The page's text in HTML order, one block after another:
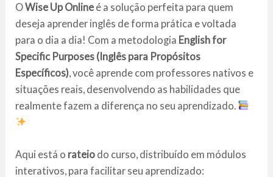
OWise Up Online é a solução perfeita para quem
deseja aprender inglês de forma prática e voltada
para o dia a dia! Com a metodologia English for
Specific Purposes (Inglês para Propósitos
Específicos) , você aprende com professores nativos e
situações reais, desenvolvendo as habilidades que
realmente fazem a diferença no seu aprendizado.
Aqui está o rateio do curso, distribuído em módulos
interativos, para facilitar seu aprendizado: